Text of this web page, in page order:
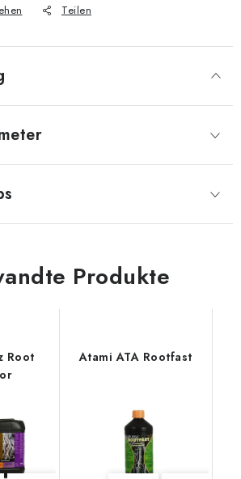
Teilen
Produkte
Root
Atami ATA Rootfast